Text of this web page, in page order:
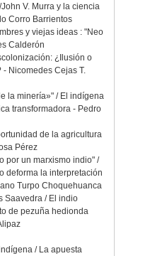
V. Murra y la ciencia
Corro Barrientos
y viejas ideas : "Neo
Calderón
¿Ilusión o
Nicomedes Cejas T.
la minería»" / El indígena
transformadora - Pedro
de la agricultura
Pérez
por un marxismo indio" /
deforma la interpretación
Turpo Choquehuanca
Saavedra / El indio
de pezuña hedionda
/ La apuesta